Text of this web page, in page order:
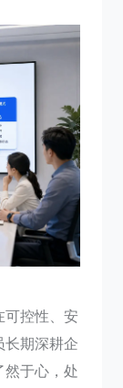
可控性、安
长期深耕企
然于心，处